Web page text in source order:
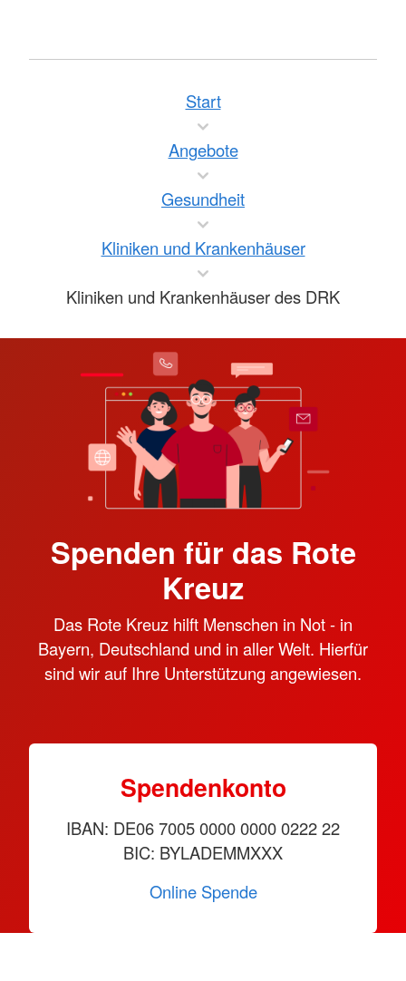
Start
Angebote
Gesundheit
Kliniken und Krankenhäuser
Kliniken und Krankenhäuser des DRK
Spenden für das Rote
Kreuz
Das Rote Kreuz hilft Menschen in Not - in
Bayern, Deutschland und in aller Welt. Hierfür
sind wir auf Ihre Unterstützung angewiesen.
Spendenkonto
IBAN: DE06 7005 0000 0000 0222 22
BIC: BYLADEMMXXX
Online Spende